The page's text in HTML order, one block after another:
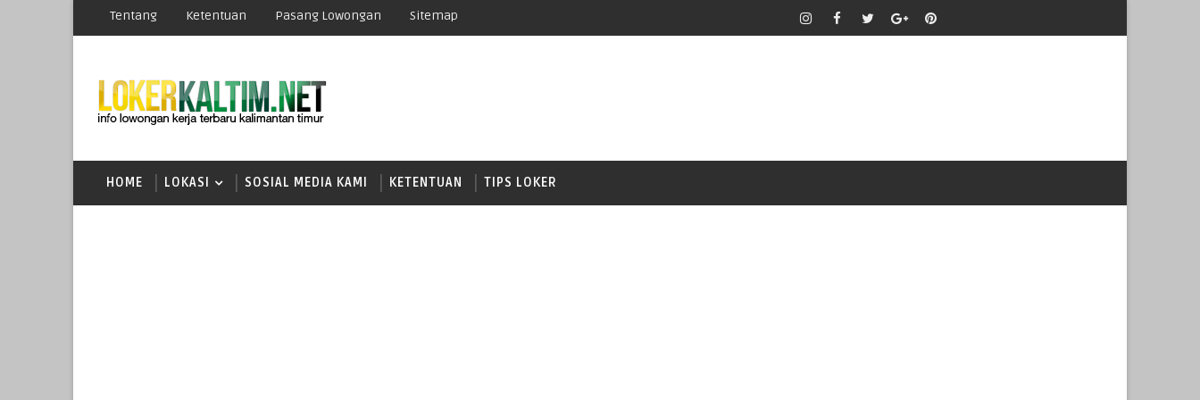
Tentang Ketentuan Pasang Lowongan Sitemap
HOME LOKASI SOSIAL MEDIA KAMI KETENTUAN TIPS LOKER